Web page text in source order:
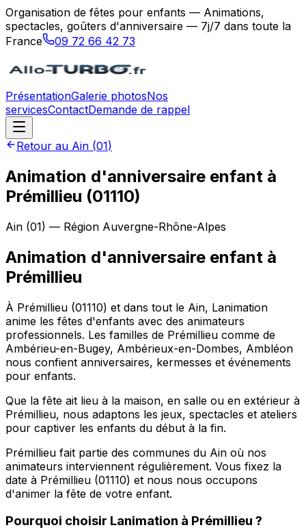
Organisation de fêtes pour enfants — Animations,
spectacles, goûters d'anniversaire — 7j/7 dans toute la
France
09 72 66 42 73
PrésentationGalerie photosNos
servicesContactDemande de rappel
Retour au Ain (01)
Animation d'anniversaire enfant à
Prémillieu (01110)
Ain (01) — Région Auvergne-Rhône-Alpes
Animation d'anniversaire enfant à
Prémillieu
À Prémillieu (01110) et dans tout le Ain, Lanimation
anime les fêtes d'enfants avec des animateurs
professionnels. Les familles de Prémillieu comme de
Ambérieu-en-Bugey, Ambérieux-en-Dombes, Ambléon
nous confient anniversaires, kermesses et événements
pour enfants.
Que la fête ait lieu à la maison, en salle ou en extérieur à
Prémillieu, nous adaptons les jeux, spectacles et ateliers
pour captiver les enfants du début à la fin.
Prémillieu fait partie des communes du Ain où nos
animateurs interviennent régulièrement. Vous fixez la
date à Prémillieu (01110) et nous nous occupons
d'animer la fête de votre enfant.
Pourquoi choisir Lanimation à Prémillieu ?